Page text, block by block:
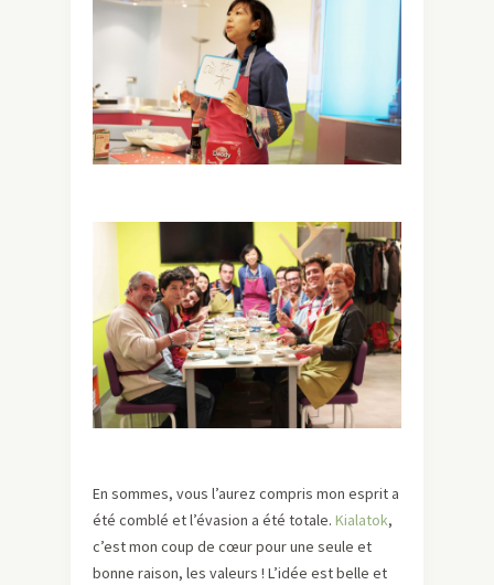
En sommes, vous l’aurez compris mon esprit a
été comblé et l’évasion a été totale. Kialatok,
c’est mon coup de cœur pour une seule et
bonne raison, les valeurs ! L’idée est belle et